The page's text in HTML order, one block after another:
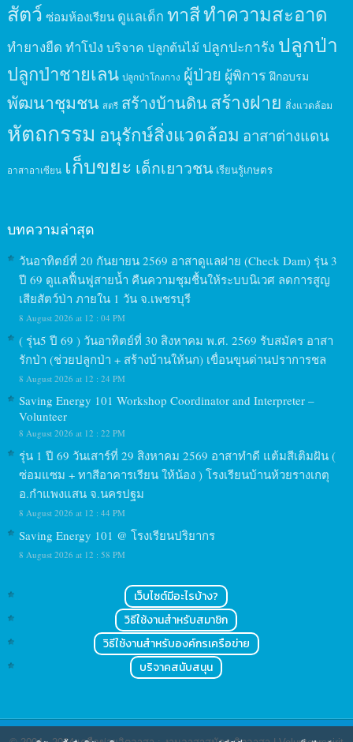
สัตว์ ซ่อมห้องเรียน ดูแลเด็ก ทาสีทำความสะอาด
ทำยางยืด ทำโป่ง บริจาค ปลูกต้นไม้ ปลูกปะการัง ปลูกป่า
ปลูกป่าชายเลน ปลูกป่าโกงกาง ผู้ป่วย ผู้พิการ ฝึกอบรม
พัฒนาชุมชน สตรี สร้างบ้านดินสร้างฝาย สิ่งแวดล้อม
หัตถกรรม อนุรักษ์สิ่งแวดล้อม อาสาต่างแดน
อาสาอาเซียน เก็บขยะ เด็กเยาวชน เรียนรู้เกษตร
บทความล่าสุด
วันอาทิตย์ที่ 20 กันยายน 2569 อาสาดูแลฝาย (Check Dam) รุ่น 3
ปี 69 ดูแลฟื้นฟูสายน้ำ คืนความชุมชื้นให้ระบบนิเวศ ลดการสูญ
เสียสัตว์ป่า ภายใน 1 วัน จ.เพชรบุรี
8 August 2026 at 12 : 04 PM
( รุ่น5 ปี 69 ) วันอาทิตย์ที่ 30 สิงหาคม พ.ศ. 2569 รับสมัคร อาสา
รักป่า (ช่วยปลูกป่า + สร้างบ้านให้นก) เขื่อนขุนด่านปราการชล
8 August 2026 at 12 : 24 PM
Saving Energy 101 Workshop Coordinator and Interpreter –
Volunteer
8 August 2026 at 12 : 22 PM
รุ่น 1 ปี 69 วันเสาร์ที่ 29 สิงหาคม 2569 อาสาทำดี แต้มสีเติมฝัน (
ซ่อมแซม + ทาสีอาคารเรียน ให้น้อง ) โรงเรียนบ้านห้วยรางเกตุ
อ.กำแพงแสน จ.นครปฐม
8 August 2026 at 12 : 44 PM
Saving Energy 101 @ โรงเรียนปริยากร
8 August 2026 at 12 : 58 PM
เว็บไซต์มีอะไรบ้าง?
วิธีใช้งานสำหรับสมาชิก
วิธีใช้งานสำหรับองค์กรเครือข่าย
บริจาคสนับสนุน